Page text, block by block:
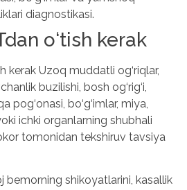
diagnostikasi.
o‘tish kerak
kerak Uzoq muddatli og‘riqlar,
buzilishi, bosh og‘rig‘i,
pog‘onasi, bo‘g‘imlar, miya,
ichki organlarning shubhali
tomonidan tekshiruv tavsiya
bemorning shikoyatlarini, kasallik